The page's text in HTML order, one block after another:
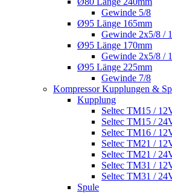
Gewinde 5/8
Ø95 Länge 165mm
Gewinde 2x5/8 /
Ø95 Länge 170mm
Gewinde 2x5/8 /
Ø95 Länge 225mm
Gewinde 7/8
Kompressor Kupplungen &
Kupplung
Seltec TM15 /
Seltec TM15 /
Seltec TM16 /
Seltec TM21 /
Seltec TM21 /
Seltec TM31 /
Seltec TM31 /
Spule